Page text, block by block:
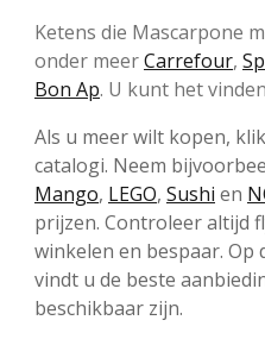
Ketens die Mascarpone
onder meerCarrefour,
Bon Ap. U kunt het
Als u meer wilt kopen,
catalogi. Neem
Mango, LEGO, Sushi en
prijzen. Controleer altijd
winkelen en bespaar. Op
vindt u de beste
beschikbaar zijn.